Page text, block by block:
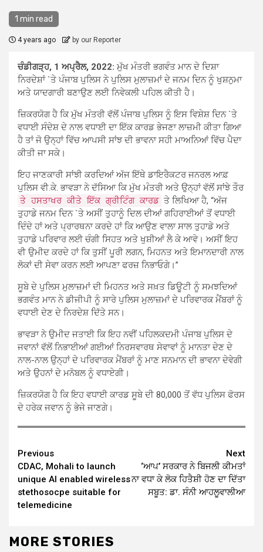
1 min read
4 years ago by our Reporter
ਚੰਡੀਗੜ੍ਹ, 1 ਅਪ੍ਰੈਲ, 2022: ਮੁੱਖ ਮੰਤਰੀ ਭਗਵੰਤ ਮਾਨ ਦੇ ਦਿਸ਼ਾ
ਨਿਰਦੇਸ਼ਾਂ `ਤੇ ਪੰਜਾਬ ਪੁਲਿਸ ਨੇ ਪੁਲਿਸ ਮੁਲਾਜ਼ਮਾਂ ਦੇ ਜਨਮ ਦਿਨ ਨੂੰ ਖੁਸ਼ਨੁਮਾ
ਅਤੇ ਯਾਦਗਾਰੀ ਬਣਾਉਣ ਲਈ ਨਿਵੇਕਲੀ ਪਹਿਲ ਕੀਤੀ ਹੈ।
ਜ਼ਿਕਰਯੋਗ ਹੈ ਕਿ ਮੁੱਖ ਮੰਤਰੀ ਵੱਲੋਂ ਪੰਜਾਬ ਪੁਲਿਸ ਨੂੰ ਇਸ ਵਿਸ਼ੇਸ਼ ਦਿਨ `ਤੇ
ਵਧਾਈ ਸੰਦੇਸ਼ ਦੇ ਨਾਲ ਵਧਾਈ ਦਾ ਇੱਕ ਕਾਰਡ ਭੇਜਣਾ ਲਾਜ਼ਮੀ ਕੀਤਾ ਗਿਆ
ਹੈ ਤਾਂ ਜੋ ਉਨ੍ਹਾਂ ਵਿੱਚ ਆਪਸੀ ਸਾਂਝ ਦੀ ਭਾਵਨਾ ਸਹੀ ਮਾਅਨਿਆਂ ਵਿੱਚ ਪੈਦਾ
ਕੀਤੀ ਜਾ ਸਕੇ।
ਇਹ ਜਾਣਕਾਰੀ ਸਾਂਝੀ ਕਰਦਿਆਂ ਅੱਜ ਇੱਥੇ ਡਾਇਰੈਕਟਰ ਜਨਰਲ ਆਫ਼
ਪੁਲਿਸ ਵੀ.ਕੇ. ਭਾਵੜਾ ਨੇ ਦੱਸਿਆ ਕਿ ਮੁੱਖ ਮੰਤਰੀ ਅਤੇ ਉਨ੍ਹਾਂ ਵੱਲੋਂ ਸਾਂਝੇ ਤੌਰ
ਤੇ ਹਸਤਾਖਰ ਕੀਤੇ ਇੱਕ ਗ੍ਰੀਟਿੰਗ ਕਾਰਡ ਤੇ ਲਿਖਿਆ ਹੈ, “ਅੱਜ
ਤੁਹਾਡੇ ਜਨਮ ਦਿਨ `ਤੇ ਅਸੀਂ ਤੁਹਾਨੂੰ ਦਿਲ ਦੀਆਂ ਗਹਿਰਾਈਆਂ ਤੋਂ ਵਧਾਈ
ਦਿੰਦੇ ਹਾਂ ਅਤੇ ਪ੍ਰਾਰਥਨਾ ਕਰਦੇ ਹਾਂ ਕਿ ਆਉਣ ਵਾਲਾ ਸਾਲ ਤੁਹਾਡੇ ਅਤੇ
ਤੁਹਾਡੇ ਪਰਿਵਾਰ ਲਈ ਚੰਗੀ ਸਿਹਤ ਅਤੇ ਖੁਸ਼ੀਆਂ ਲੈ ਕੇ ਆਵੇ। ਅਸੀਂ ਇਹ
ਵੀ ਉਮੀਦ ਕਰਦੇ ਹਾਂ ਕਿ ਤੁਸੀਂ ਪੂਰੀ ਲਗਨ, ਮਿਹਨਤ ਅਤੇ ਇਮਾਨਦਾਰੀ ਨਾਲ
ਲੋਕਾਂ ਦੀ ਸੇਵਾ ਕਰਨ ਲਈ ਆਪਣਾ ਫਰਜ਼ ਨਿਭਾਓਗੇ।”
ਸੂਬੇ ਦੇ ਪੁਲਿਸ ਮੁਲਾਜ਼ਮਾਂ ਦੀ ਮਿਹਨਤ ਅਤੇ ਸਖ਼ਤ ਡਿਊਟੀ ਨੂੰ ਸਮਝਦਿਆਂ
ਭਗਵੰਤ ਮਾਨ ਨੇ ਡੀਜੀਪੀ ਨੂੰ ਸਾਰੇ ਪੁਲਿਸ ਮੁਲਾਜ਼ਮਾਂ ਦੇ ਪਰਿਵਾਰਕ ਮੈਂਬਰਾਂ ਨੂੰ
ਵਧਾਈ ਦੇਣ ਦੇ ਨਿਰਦੇਸ਼ ਦਿੱਤੇ ਸਨ।
ਭਾਵੜਾ ਨੇ ਉਮੀਦ ਜਤਾਈ ਕਿ ਇਹ ਨਵੀਂ ਪਹਿਲਕਦਮੀ ਪੰਜਾਬ ਪੁਲਿਸ ਦੇ
ਜਵਾਨਾਂ ਵੱਲੋਂ ਨਿਭਾਈਆਂ ਗਈਆਂ ਨਿਰਸਵਾਰਥ ਸੇਵਾਵਾਂ ਨੂੰ ਮਾਨਤਾ ਦੇਣ ਦੇ
ਨਾਲ-ਨਾਲ ਉਨ੍ਹਾਂ ਦੇ ਪਰਿਵਾਰਕ ਮੈਂਬਰਾਂ ਨੂੰ ਮਾਣ ਸਨਮਾਨ ਦੀ ਭਾਵਨਾ ਦੇਵੇਗੀ
ਅਤੇ ਉਹਨਾਂ ਦੇ ਮਨੋਬਲ ਨੂੰ ਵਧਾਏਗੀ।
ਜ਼ਿਕਰਯੋਗ ਹੈ ਕਿ ਇਹ ਵਧਾਈ ਕਾਰਡ ਸੂਬੇ ਦੀ 80,000 ਤੋਂ ਵੱਧ ਪੁਲਿਸ ਫੋਰਸ
ਦੇ ਹਰੇਕ ਜਵਾਨ ਨੂੰ ਭੇਜੇ ਜਾਣਗੇ।
Continue
Reading
Previous
CDAC, Mohali to launch
unique AI enabled wireless
stethosocpe suitable for
telemedicine
Next
‘ਆਪ’ ਸਰਕਾਰ ਨੇ ਬਿਜਲੀ ਕੀਮਤਾਂ
ਨਾ ਵਧਾ ਕੇ ਲੋਕ ਹਿਤੈਸ਼ੀ ਹੋਣ ਦਾ ਦਿੱਤਾ
ਸਬੂਤ: ਡਾ. ਸੰਨੀ ਆਹਲੂਵਾਲੀਆ
MORE STORIES